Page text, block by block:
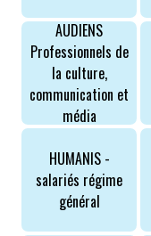
AUDIENS
Professionnels de
la culture,
communication et
média
HUMANIS -
salariés régime
général